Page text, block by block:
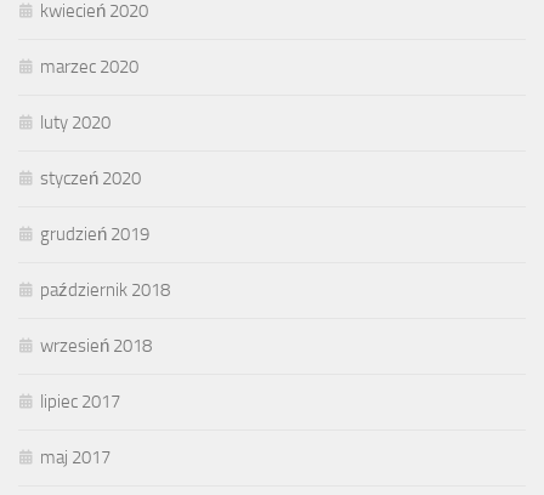
kwiecień 2020
marzec 2020
luty 2020
styczeń 2020
grudzień 2019
październik 2018
wrzesień 2018
lipiec 2017
maj 2017